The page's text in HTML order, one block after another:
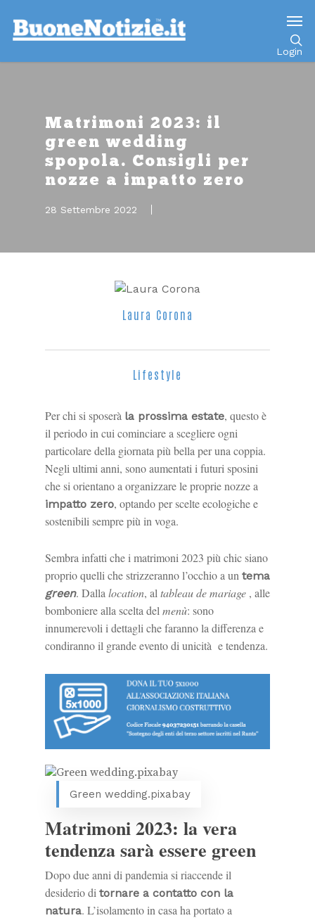
Login
Matrimoni 2023: il
green wedding
spopola. Consigli per
nozze a impatto zero
28 Settembre 2022
Laura Corona
Lifestyle
Per chi si sposerà la prossima estate, questo è
il periodo in cui cominciare a scegliere ogni
particolare della giornata più bella per una coppia.
Negli ultimi anni, sono aumentati i futuri sposini
che si orientano a organizzare le proprie nozze a
impatto zero, optando per scelte ecologiche e
sostenibili sempre più in voga.
Sembra infatti che i matrimoni 2023 più chic siano
proprio quelli che strizzeranno l’occhio a un tema
green. Dalla location, al tableau de mariage , alle
bomboniere alla scelta del menù: sono
innumerevoli i dettagli che faranno la differenza e
condiranno il grande evento di unicità e tendenza.
Green wedding.pixabay
Matrimoni 2023: la vera
tendenza sarà essere green
Dopo due anni di pandemia si riaccende il
desiderio di tornare a contatto con la
natura. L’isolamento in casa ha portato a
Go to mobile version